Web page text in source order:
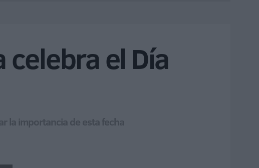
celebra el Día
la importancia de esta fecha